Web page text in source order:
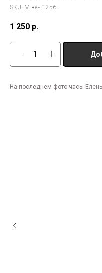
SKU: М вен 1256
1 250 р.
На последнем фото часы